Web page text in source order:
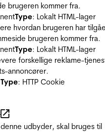
brugeren kommer fra.
Type: Lokalt HTML-lager
hvordan brugeren har
brugeren kommer fra.
Type: Lokalt HTML-lager
forskellige reklame-
annoncører.
Type: HTTP Cookie
udbyder, skal bruges til